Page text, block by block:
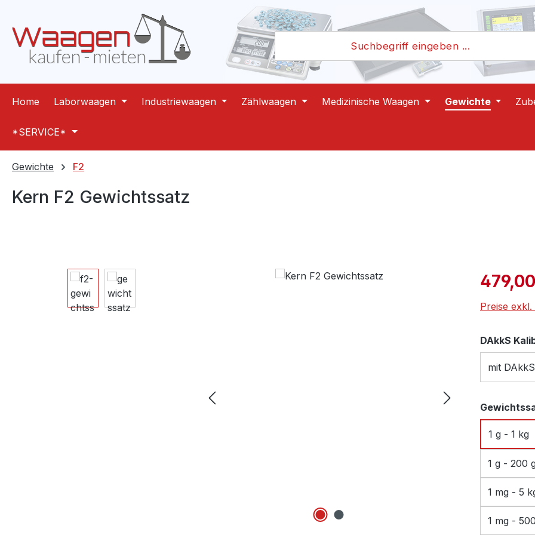
Zur Hauptnavigation springen
Home Laborwaagen Industriewaagen Zählwaagen Medizinische Waagen Gewichte
*SERVICE*
Gewichte F2
Kern F2 Gewichtssatz
Bildergalerie überspringen
Preise
DAkkS
mit DAkkS
1 g - 1 kg
1 g - 200
1 mg - 5
1 mg -